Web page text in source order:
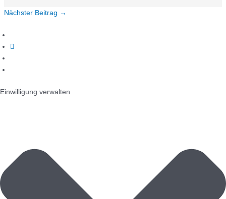
Nächster Beitrag →
Einwilligung verwalten